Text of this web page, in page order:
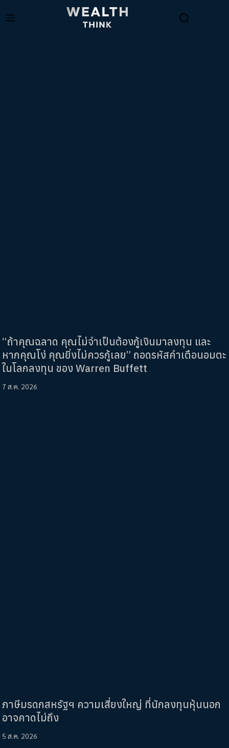
“ถ้าคุณฉลาด คุณไม่จำเป็นต้องกู้เงินมาลงทุน และ
หากคุณโง่ คุณยิ่งไม่ควรกู้เลย” ถอดรหัสคำเตือนอมตะ
ในโลกลงทุน ของ Warren Buffett
7 ส.ค. 2026
ภาษีมรดกสหรัฐฯ ความเสี่ยงใหญ่ ที่นักลงทุนหุ้นนอก
อาจคาดไม่ถึง
5 ส.ค. 2026